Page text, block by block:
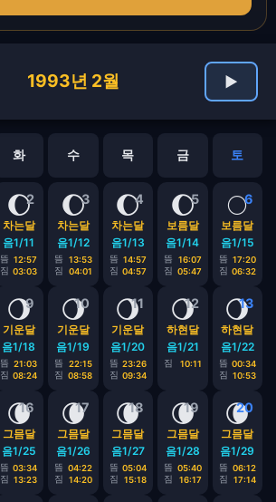
1993년 2월 ▶
화 수 목 금 토
2
🌔
차는달
음1/11
뜸 12:57
짐 03:03
3
🌔
차는달
음1/12
뜸
13:53
짐
04:01
4
🌔
차는달
음1/13
뜸 14:57
짐 04:57
5
🌔
보름달
음1/14
뜸
16:07
짐 05:47
6
🌕
보름달
음1/15
뜸 17:20
짐 06:32
9
🌖
기운달
음1/18
뜸 21:03
짐 08:24
10
🌖
기운달
음1/19
뜸
22:15
짐 08:58
11
🌖
기운달
음1/20
뜸 23:26
짐 09:34
12
🌖
하현달
음1/21
짐 10:11
13
🌖
하현달
음1/22
뜸 00:34
짐 10:53
16
🌘
그믐달
음1/25
뜸 03:34
짐 13:23
17
🌘
그믐달
음1/26
뜸 04:22
짐
14:20
18
🌘
그믐달
음1/27
뜸 05:04
짐
15:18
19
🌘
그믐달
음1/28
뜸 05:40
짐
16:17
20
🌘
그믐달
음1/29
뜸 06:12
짐
17:14